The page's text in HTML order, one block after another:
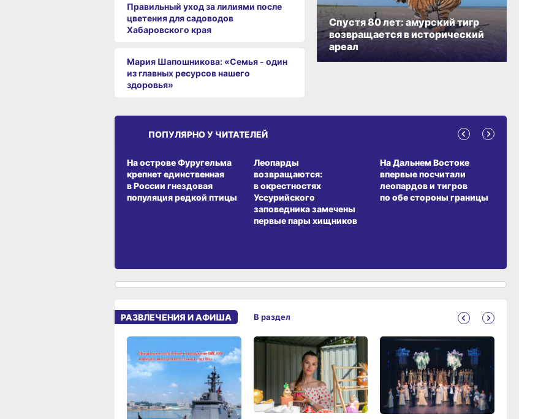
Правильный уход за лилиями после
цветения для садоводов
Хабаровского края
Мария Шапошникова: «Семья - один
из главных ресурсов нашего
здоровья»
Спустя 80 лет: амурский тигр
возвращается в исторический
ареал
ПОПУЛЯРНО У ЧИТАТЕЛЕЙ
На острове Фуругельма
крепнет единственная
в России гнездовая
популяция редкой птицы
Леопарды
возвращаются:
в окрестностях
Уссурийского
заповедника замечены
первые пары хищников
На Дальнем Востоке
впервые посчитали
леопардов и тигров
по обе стороны границы
РАЗВЛЕЧЕНИЯ И АФИША В раздел